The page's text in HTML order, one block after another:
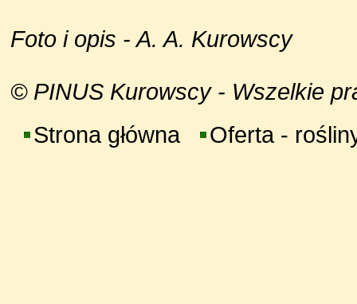
Foto i opis - A. A. Kurowscy
© PINUS Kurowscy - Wszelkie
Strona główna
Oferta -